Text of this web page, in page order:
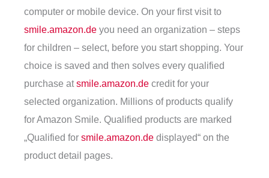
computer or mobile device. On your first visit to
smile.amazon.de you need an organization – steps
for children – select, before you start shopping. Your
choice is saved and then solves every qualified
purchase atsmile.amazon.de credit for your
selected organization. Millions of products qualify
for Amazon Smile. Qualified products are marked
„Qualified for smile.amazon.de displayed“ on the
product detail pages.